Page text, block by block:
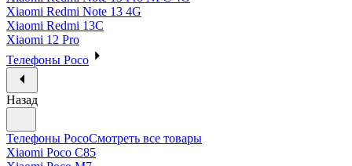
Xiaomi Redmi Note 13 4G
Xiaomi Redmi 13C
Xiaomi 12 Pro
Телефоны Poco
Назад
Телефоны PocoСмотреть все товары
Xiaomi Poco C85